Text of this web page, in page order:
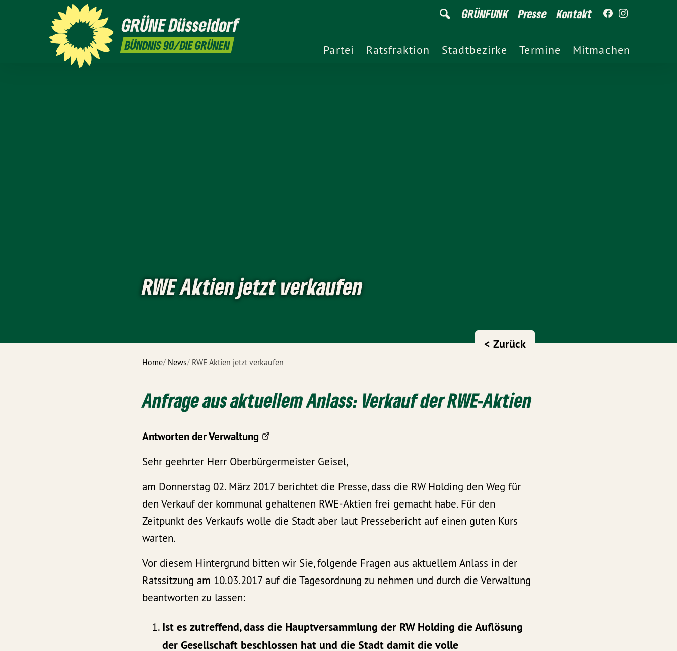
GRÜNEDüsseldorf
BÜNDNIS 90/DIE GRÜNEN
GRÜNFUNK Presse Kontakt
Partei Ratsfraktion Stadtbezirke Termine Mitmachen
RWE Aktien jetzt verkaufen
Home News RWE Aktien jetzt verkaufen
< Zurück
Anfrage aus aktuellem Anlass: Verkauf der RWE-Aktien
Antworten der Verwaltung
Sehr geehrter Herr Oberbürgermeister Geisel,
am Donnerstag 02. März 2017 berichtet die Presse, dass die RW Holding den Weg für
den Verkauf der kommunal gehaltenen RWE-Aktien frei gemacht habe. Für den
Zeitpunkt des Verkaufs wolle die Stadt aber laut Pressebericht auf einen guten Kurs
warten.
Vor diesem Hintergrund bitten wir Sie, folgende Fragen aus aktuellem Anlass in der
Ratssitzung am 10.03.2017 auf die Tagesordnung zu nehmen und durch die Verwaltung
beantworten zu lassen:
Ist es zutreffend, dass die Hauptversammlung der RW Holding die Auflösung
der Gesellschaft beschlossen hat und die Stadt damit die volle